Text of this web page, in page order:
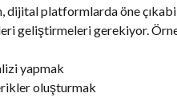
dijital platformlarda öne
geliştirmeleri gerekiyor.
yapmak
oluşturmak